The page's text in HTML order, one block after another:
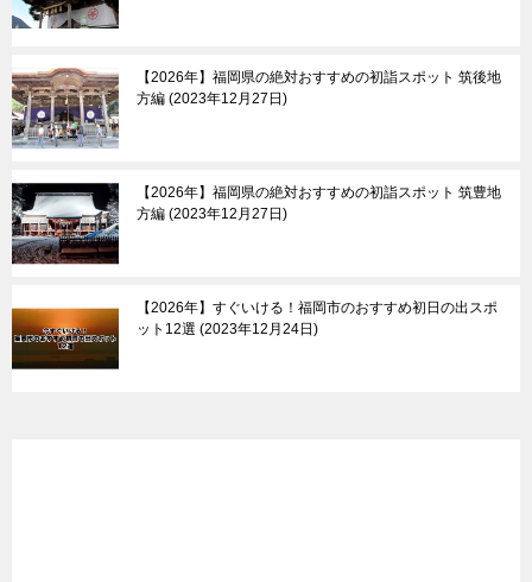
【2026年】福岡県の絶対おすすめの初詣スポット 筑後地
方編 2023年12月27日
【2026年】福岡県の絶対おすすめの初詣スポット 筑豊地
方編 2023年12月27日
【2026年】すぐいける！福岡市のおすすめ初日の出スポ
ット12選 2023年12月24日